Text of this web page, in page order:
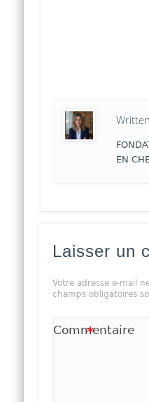
EN
Laisser un
Votre adresse e-mail
champs obligatoires
Commentaire
*